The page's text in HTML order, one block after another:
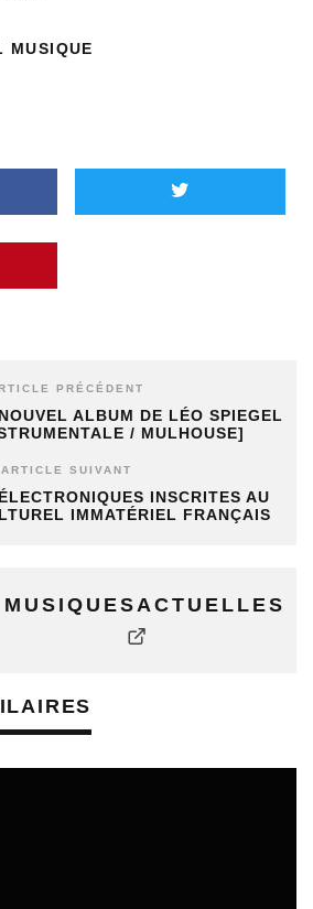
MUSIQUE
PRÉCÉDENT
ALBUM DE LÉO SPIEGEL
/ MULHOUSE]
ARTICLE SUIVANT
INSCRITES AU
IMMATÉRIEL FRANÇAIS
MUSIQUESACTUELLES